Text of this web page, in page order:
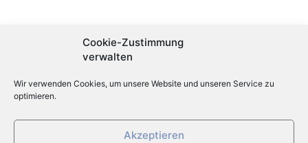
Cookie-Zustimmung
verwalten
Wir verwenden Cookies, um unsere Website und unseren Service zu
optimieren.
Akzeptieren
Aktuelles
Öffnungszeiten Sommerferien
Individuelle Gesundheitsleistungen (IGeL)
Stellenangebot